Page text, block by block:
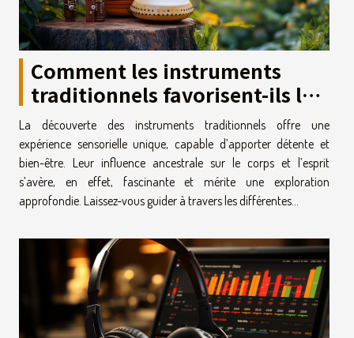
Comment les instruments
traditionnels favorisent-ils la
relaxation et
l'épanouissement ?
La découverte des instruments traditionnels offre une
expérience sensorielle unique, capable d’apporter détente et
bien-être. Leur influence ancestrale sur le corps et l’esprit
s’avère, en effet, fascinante et mérite une exploration
approfondie. Laissez-vous guider à travers les différentes...